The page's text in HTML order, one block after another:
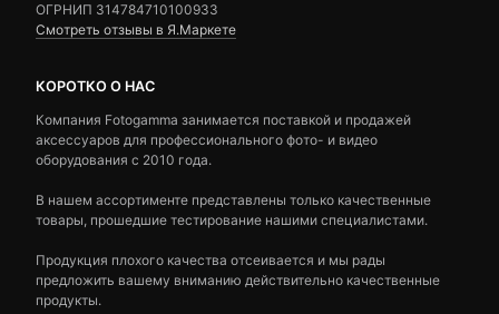
ОГРНИП 314784710100933
Смотреть отзывы в Я.Маркете
КОРОТКО О НАС
Компания Fotogamma занимается поставкой и продажей
аксессуаров для профессионального фото- и видео
оборудования с 2010 года.
В нашем ассортименте представлены только качественные
товары, прошедшие тестирование нашими специалистами.
Продукция плохого качества отсеивается и мы рады
предложить вашему вниманию действительно качественные
продукты.